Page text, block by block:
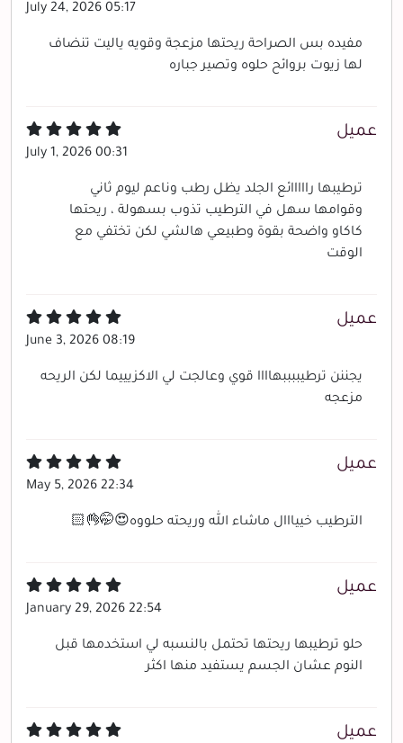
July 24, 2026 05:17
مفيده بس الصراحة ريحتها مزعجة وقويه ياليت تنضاف
لها زيوت بروائح حلوه وتصير جباره
عميل
July 1, 2026 00:31
ترطيبها رااااائع الجلد يظل رطب وناعم ليوم ثاني
وقوامها سهل في الترطيب تذوب بسهولة ، ريحتها
كاكاو واضحة بقوة وطبيعي هالشي لكن تختفي مع
الوقت
عميل
June 3, 2026 08:19
يجننن ترطيببببهاااا قوي وعالجت لي الاكزيييما لكن الريحه
مزعجه
عميل
May 5, 2026 22:34
الترطيب خييااال ماشاء الله وريحته حلووه😍🤭👌🏻
عميل
January 29, 2026 22:54
حلو ترطيبها ريحتها تحتمل بالنسبه لي استخدمها قبل
النوم عشان الجسم يستفيد منها اكثر
عميل